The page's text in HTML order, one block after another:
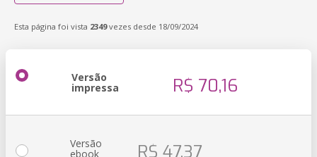
Esta página foi vista 2349vezes desde 18/09/2024
Versão
impressa R$ 70,16
Versão
ebook R$ 47,37